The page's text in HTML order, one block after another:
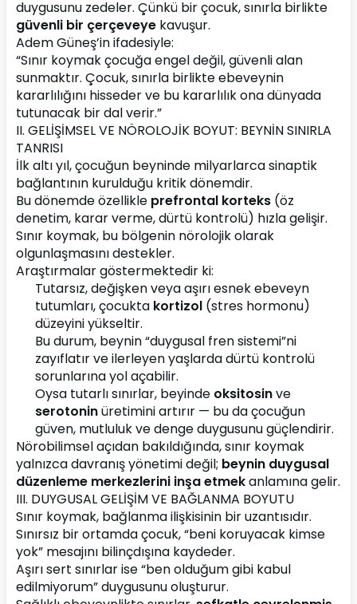
güvenli bir çerçeveye kavuşur.
Adem Güneş’in ifadesiyle:
“Sınır koymak çocuğa engel değil, güvenli alan
sunmaktır. Çocuk, sınırla birlikte ebeveynin
kararlılığını hisseder ve bu kararlılık ona dünyada
tutunacak bir dal verir.”
II. GELİŞİMSEL VE NÖROLOJİK BOYUT: BEYNİN SINIRLA
TANRISI
İlk altı yıl, çocuğun beyninde milyarlarca sinaptik
bağlantının kurulduğu kritik dönemdir.
Bu dönemde özellikle prefrontal korteks (öz
denetim, karar verme, dürtü kontrolü) hızla gelişir.
Sınır koymak, bu bölgenin nörolojik olarak
olgunlaşmasını destekler.
Araştırmalar göstermektedir ki:
Tutarsız, değişken veya aşırı esnek ebeveyn
tutumları, çocukta kortizol (stres hormonu)
düzeyini yükseltir.
Bu durum, beynin “duygusal fren sistemi”ni
zayıflatır ve ilerleyen yaşlarda dürtü kontrolü
sorunlarına yol açabilir.
Oysa tutarlı sınırlar, beyinde oksitosin
serotonin üretimini artırır — bu da çocuğun
güven, mutluluk ve denge duygusunu güçlendirir.
Nörobilimsel açıdan bakıldığında, sınır koymak
yalnızca davranış yönetimi değil; beynin duygusal
düzenleme merkezlerini inşa etmek anlamına gelir.
III. DUYGUSAL GELİŞİM VE BAĞLANMA BOYUTU
Sınır koymak, bağlanma ilişkisinin bir uzantısıdır.
Sınırsız bir ortamda çocuk, “beni koruyacak kimse
yok” mesajını bilinçdışına kaydeder.
Aşırı sert sınırlar ise “ben olduğum gibi kabul
edilmiyorum” duygusunu oluşturur.